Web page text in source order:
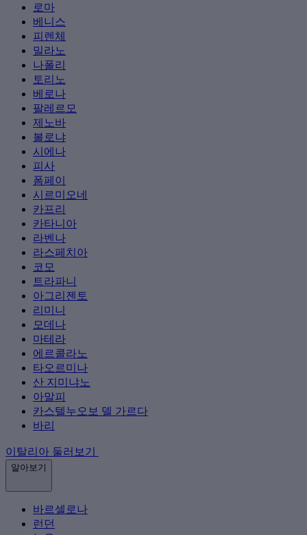
로마
베니스
피렌체
밀라노
나폴리
토리노
베로나
팔레르모
제노바
볼로냐
시에나
피사
폼페이
시르미오네
카프리
카타니아
라벤나
라스페치아
코모
트라파니
아그리젠토
리미니
모데나
마테라
에르콜라노
타오르미나
산 지미냐노
아말피
카스텔누오보 델 가르다
바리
이탈리아 둘러보기
알아보기
바르셀로나
런던